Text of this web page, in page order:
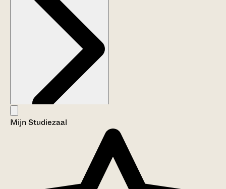
Aanwijzingen voor de gebruiker
Mijn Studiezaal